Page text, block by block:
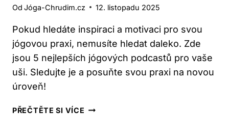
Od Jóga-Chrudim.cz 12. listopadu 2025
Pokud hledáte inspiraci a motivaci pro svou
jógovou praxi, nemusíte hledat daleko. Zde
jsou 5 nejlepších jógových podcastů pro vaše
uši. Sledujte je a posuňte svou praxi na novou
úroveň!
PŘEČTĚTE SI VÍCE 5